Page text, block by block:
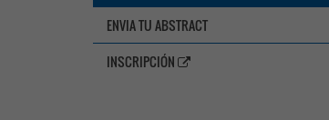
ENVIA TU ABSTRACT
INSCRIPCIÓN